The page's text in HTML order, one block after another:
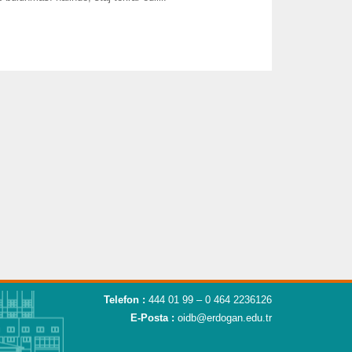
Telefon : 444 01 99 – 0 464 2236126
E-Posta : oidb@erdogan.edu.tr